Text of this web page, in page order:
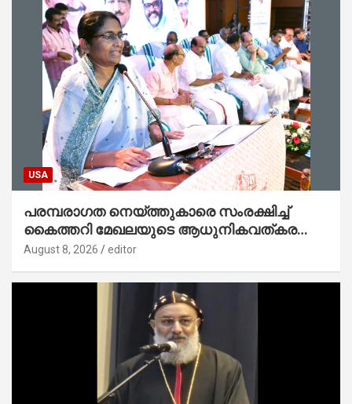
USA
പരമ്പരാഗത നെയ്ത്തുകാരെ സംരക്ഷിച്ച്
കൈത്തറി മേഖലയുടെ ആധുനികവത്കരണം
സാധ്യമാക്കും : ഡെപ്യൂട്ടി സ്പീക്കർ
August 8, 2026 editor